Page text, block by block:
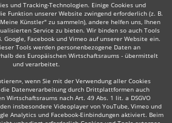
und Tracking-Technologien. Einige Cookies und
Funktion unserer Website zwingend erforderlich (z. B.
Künstler" zu sammeln), andere helfen uns, Ihnen
Service zu bieten. Wir binden so auch Tools
Facebook und Vimeo auf unserer Website ein.
Tools werden personenbezogene Daten an
des Europäischen Wirtschaftsraums - übermittelt
und verarbeitet.
wenn Sie mit der Verwendung aller Cookies
Datenverarbeitung durch Drittplattformen auch
Wirtschaftsraums nach Art. 49 Abs. 1 lit. a DSGVO
insbesondere Videoplayer von YouTube, Vimeo und
Analytics und Facebook-Einbindungen aktiviert. Beim